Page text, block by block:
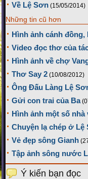
Về Lệ Sơn (15/05/2014)
Những tin cũ hơn
Hình ảnh cánh đồng,
Video đọc thơ của
Hình ảnh về chợ
Thơ Say 2 (10/08/2012)
Ông Đấu Làng Lệ
Gửi con trai của Ba
Hình ảnh một số
Chuyện lạ chép ở Lệ
Vẻ đẹp sông Gianh
Tập ảnh sông nước
Ý kiến bạn đọc